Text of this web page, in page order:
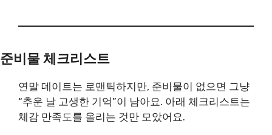
준비물 체크리스트
연말 데이트는 로맨틱하지만, 준비물이 없으면 그냥
“추운 날 고생한 기억”이 남아요. 아래 체크리스트는
체감 만족도를 올리는 것만 모았어요.